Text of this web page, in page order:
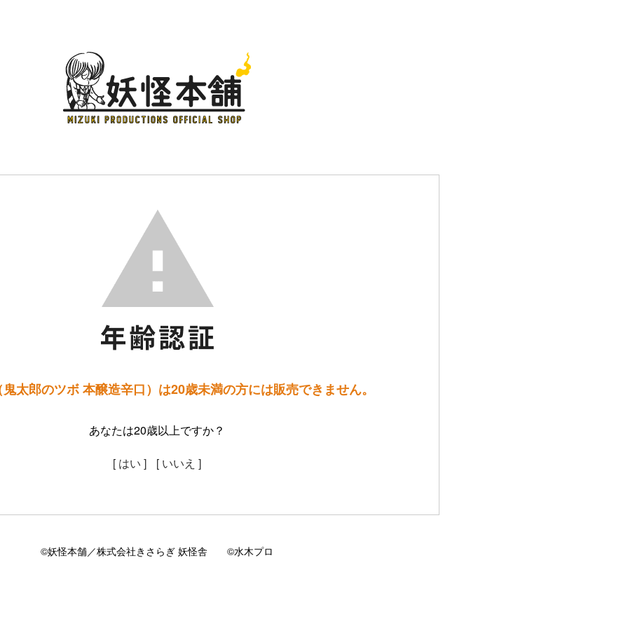
太郎のツボ 本醸造辛口）は20歳未満の方には販売できません。
あなたは20歳以上ですか？
[ はい ] [ いいえ ]
©妖怪本舗／株式会社きさらぎ 妖怪舎 ©水木プロ